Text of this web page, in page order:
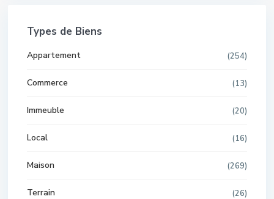
Types de Biens
Appartement (254)
Commerce (13)
Immeuble (20)
Local (16)
Maison (269)
Terrain (26)